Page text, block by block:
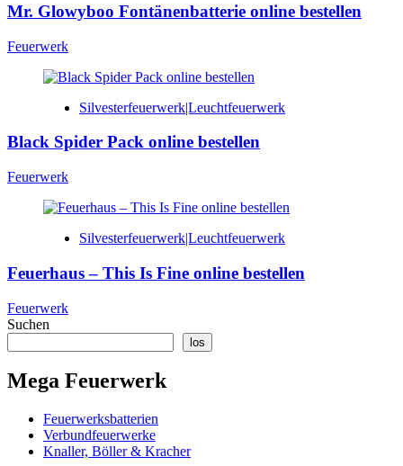
Mr. Glowyboo Fontänenbatterie online bestellen
Feuerwerk
Silvesterfeuerwerk|Leuchtfeuerwerk
Black Spider Pack online bestellen
Feuerwerk
Silvesterfeuerwerk|Leuchtfeuerwerk
Feuerhaus – This Is Fine online bestellen
Feuerwerk
Suchen
los
Mega Feuerwerk
Feuerwerksbatterien
Verbundfeuerwerke
Knaller, Böller & Kracher